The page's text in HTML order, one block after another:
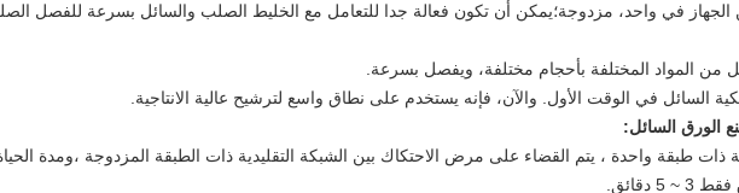
في واحد، مزدوجة؛يمكن أن تكون فعالة جدا للتعامل مع الخليط الصلب والسائل بسرعة للفصل
الورق السائل:
ذات طبقة واحدة ، يتم القضاء على مرض الاحتكاك بين الشبكة التقليدية ذات الطبقة المزدوجة ،ومدة الحياة